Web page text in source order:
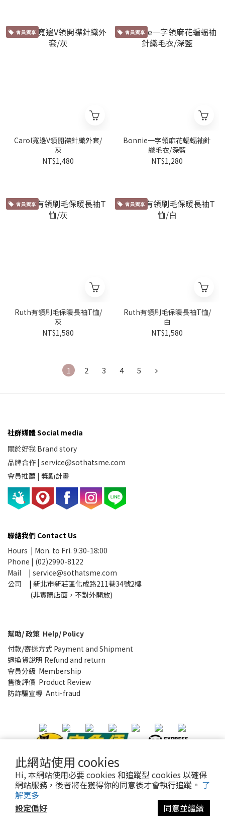
此網站使用 cookies
Hi, 本網站使用必要 cookies 和追蹤型 cookies 以確保
網站服務，後者將在獲得你的同意後才會執行追蹤。 了
解更多
設定偏好
同意並繼續
會員獨享
Carol寬邊V領開襟針織外套/
灰
NT$1,480
會員獨享
Bonnie一字領麻花蝙蝠袖針
織毛衣/深藍
NT$1,280
會員獨享
Ruth有領刷毛保暖長袖T恤/
灰
NT$1,580
會員獨享
Ruth有領刷毛保暖長袖T恤/
白
NT$1,580
1 2 3 4 5
社群媒體 Social media
關於好我 Brand story
品牌合作 | service@sothatsme.com
會員推薦 | 獎勵計畫
聯絡我們 Contact Us
Hours | Mon. to Fri. 9:30-18:00
Phone | (02)2990-8122
Mail | service@sothatsme.com
公司
| 新北市新莊區化成路211巷34號2樓
(非實體店面，不對外開放)
幫助/ 政策 Help/ Policy
付款/寄送方式 Payment and Shipment
退換貨說明 Refund and return
會員分級 Membership
售後評價 Product Review
防詐騙宣導 Anti-fraud
隱私條款|條款及細則| 2021 © sothatsme 木易有限公司/ 統